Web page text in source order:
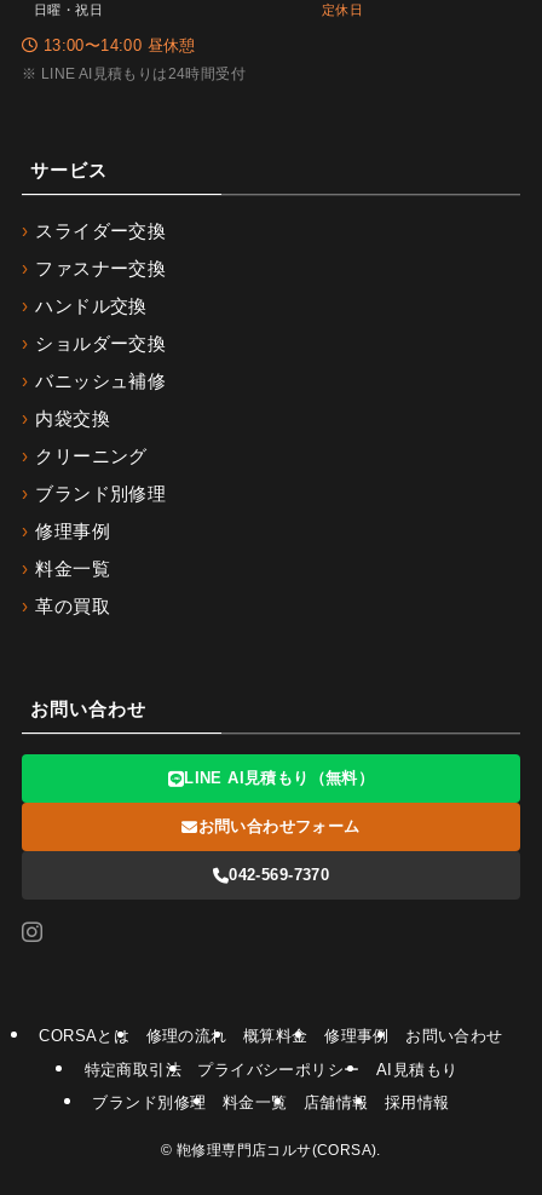
日曜・祝日 定休日
13:00〜14:00 昼休憩
※ LINE AI見積もりは24時間受付
サービス
スライダー交換
ファスナー交換
ハンドル交換
ショルダー交換
バニッシュ補修
内袋交換
クリーニング
ブランド別修理
修理事例
料金一覧
革の買取
お問い合わせ
LINE AI見積もり（無料）
お問い合わせフォーム
042-569-7370
CORSAとは 修理の流れ 概算料金 修理事例
お問い合わせ
特定商取引法
プライバシーポリシー
AI見積もり
ブランド別修理
料金一覧 店舗情報 採用情報
© 鞄修理専門店コルサ(CORSA).